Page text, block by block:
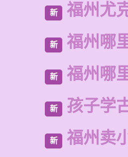
新 福州尤
新 福州哪
新 福州哪
新 孩子学
新 福州卖